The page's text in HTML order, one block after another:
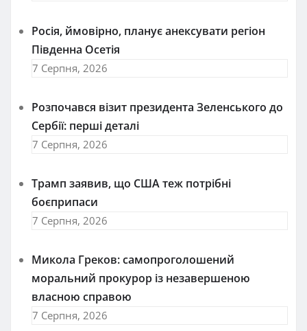
Росія, ймовірно, планує анексувати регіон
Південна Осетія
7 Серпня, 2026
Розпочався візит президента Зеленського до
Сербії: перші деталі
7 Серпня, 2026
Трамп заявив, що США теж потрібні
боєприпаси
7 Серпня, 2026
Микола Греков: самопроголошений
моральний прокурор із незавершеною
власною справою
7 Серпня, 2026